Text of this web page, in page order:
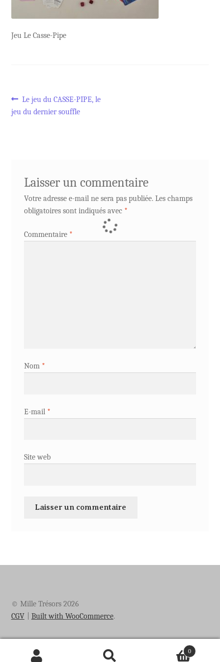
Jeu Le Casse-Pipe
Navigation
de
Article
précédent :
Le jeu du CASSE-PIPE, le
jeu du dernier souffle
Laisser un commentaire
Votre adresse e-mail ne sera pas publiée. Les champs
obligatoires sont indiqués avec *
Commentaire *
Nom *
E-mail *
Site web
© Mille Trésors 2026
CGV
Built with WooCommerce.
0